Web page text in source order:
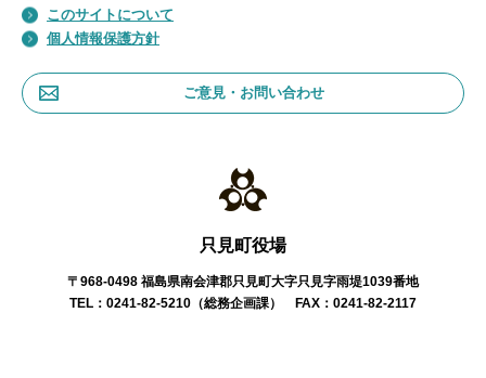
このサイトについて
個人情報保護方針
ご意見・お問い合わせ
只見町役場
〒968-0498 福島県南会津郡只見町大字只見字雨堤1039番地
TEL：0241-82-5210（総務企画課） FAX：0241-82-2117